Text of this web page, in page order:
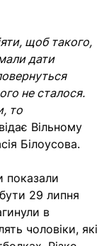
щоб такого,
дати
не сталося.
то
Вільному
Білоусова.
показали
29 липня
в
чоловіки, які